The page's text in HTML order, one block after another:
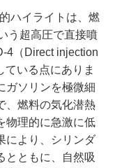
ハイライトは、燃
う超高圧で直接噴
4（Direct injection
いる点にありま
ガソリンを極微細
、燃料の気化潜熱
物理的に急激に低
により、シリンダ
とともに、自然吸